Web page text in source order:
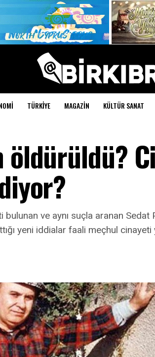
TÜRKIYE MAGAZIN KÜLTÜR SANAT
öldürüldü?
ve aynı suçla aranan Sedat
yeni iddialar faali meçhul